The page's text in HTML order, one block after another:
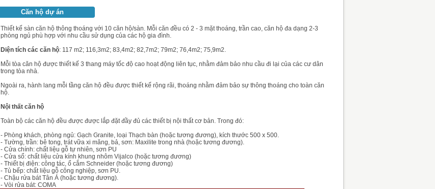
Gia Lam Airport :
Trường THCS Sài Đồng A :
Trường mầm non Hoa Sữa :
Trường tiểu học :
0.38Km Nhà trẻ :
Trường TH tư thục KTKT Quang Trung : 0.36Km Trường Tiểu học Sài Đồng :
Căn hộ dự án
Thiết kế sàn căn hộ thông thoáng với 10 căn hộ/sàn. Mỗi căn đều có 2 - 3 mặt thoáng, trần cao, căn hộ đa dạng 2-3
phòng ngủ phù hợp với nhu cầu sử dụng của các hộ gia đình.
Diện tích các căn hộ: 117 m2; 116,3m2; 83,4m2; 82,7m2; 79m2; 76,4m2; 75,9m2.
Mỗi tòa căn hộ được thiết kế 3 thang máy tốc độ cao hoạt động liên tục, nhằm đảm bảo nhu cầu đi lại của các cư dân
trong tòa nhà.
Ngoài ra, hành lang mỗi tầng căn hộ đều được thiết kế rộng rãi, thoáng nhằm đảm bảo sự thông thoáng cho toàn căn
hộ.
Nội thất căn hộ
Toàn bộ các căn hộ đều được được lắp đặt đầy đủ các thiết bị nội thất cơ bản. Trong đó:
- Phòng khách, phòng ngủ: Gạch Granite, loại Thạch bàn (hoặc tương đương), kích thước 500 x 500.
- Tường, trần: bê tong, trát vữa xi măng, bả, sơn: Maxilite trong nhà (hoặc tương đương).
- Cửa chính: chất liệu gỗ tự nhiên, sơn PU
- Cửa sổ: chất liệu cửa kính khung nhôm Vijalco (hoặc tương đương)
- Thiết bị điện: công tác, ổ cắm Schneider (hoặc tương đương)
- Tủ bếp: chất liệu gỗ công nghiệp, sơn PU.
- Chậu rửa bát Tân Á (hoặc tương đương).
- Vòi rửa bát: COMA